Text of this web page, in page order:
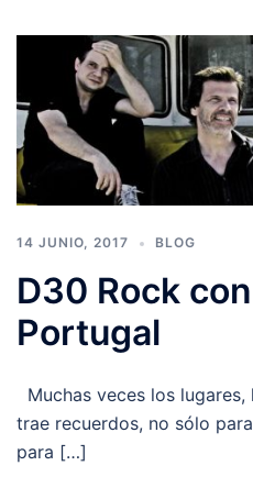
14 JUNIO, 2017 BLOG
D30 Rock
Portugal
Muchas veces los
trae recuerdos, no sólo
para […]